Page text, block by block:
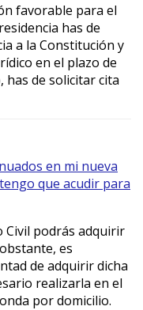
favorable para el
has de
a la Constitución y
en el plazo de
has de solicitar cita
en mi nueva
que acudir para
Civil podrás adquirir
es
de adquirir dicha
realizarla en el
por domicilio.